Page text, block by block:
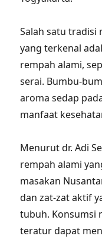
Salah satu tradisi
yang terkenal
rempah alami,
serai. Bumbu-
aroma sedap
manfaat
Menurut dr. Adi
rempah alami
masakan
dan zat-zat aktif
tubuh. Konsumsi
teratur dapat